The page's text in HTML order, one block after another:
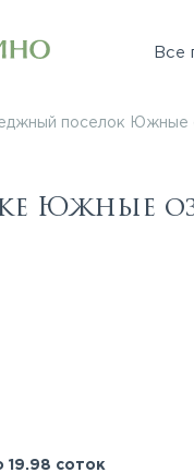
Все
поселок Южные
Южные
19.98 соток